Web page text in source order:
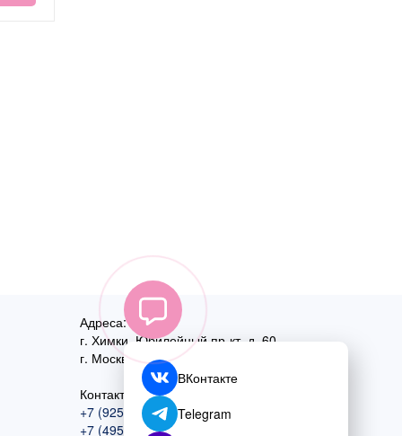
Адреса:
г. Химки, Юбилейный пр-кт, д. 60
г. Москва,ул. Перовская, д. 59
Контактный номер:
+7 (925) 585-74-27
+7 (495) 970-44-75
ВКонтакте
Telegram